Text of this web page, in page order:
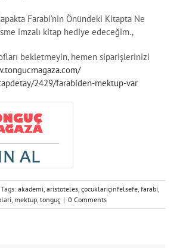
Farabi’nin Önündeki Kitapta Ne
imzalı kitap hediye edeceğim.,
bekletmeyin, hemen siparişlerinizi
2429/farabiden-mektup-var
Tags: akademi aristoteles çocuklariçinfelsefe farabi
mektup tonguç | 0 Comments